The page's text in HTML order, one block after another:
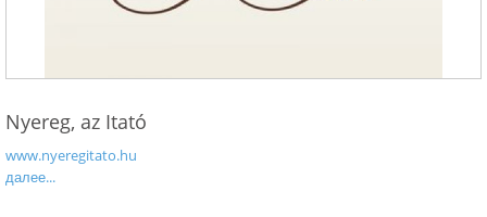
Nyereg, az Itató
www.nyeregitato.hu
далее...